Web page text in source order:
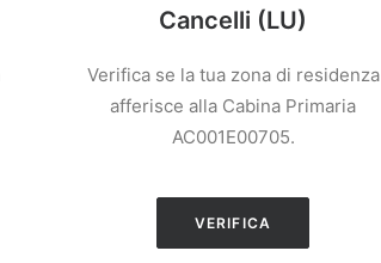
Cancelli (LU)
Verifica se la tua zona di residenza
afferisce alla Cabina Primaria
AC001E00705.
VERIFICA